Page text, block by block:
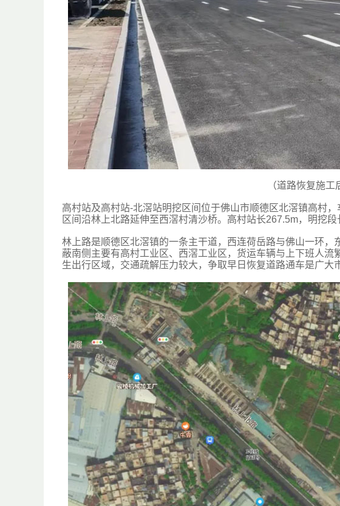
（道路恢复施工
高村站及高村站-北滘站明挖区间位于佛山市顺德区北滘镇高村
区间沿林上北路延伸至西滘村清沙桥。高村站长267.5m，明挖
林上路是顺德区北滘镇的一条主干道，西连荷岳路与佛山一环，
蔽南侧主要有高村工业区、西滘工业区，货运车辆与上下班人
生出行区域，交通疏解压力较大，争取早日恢复道路通车是广大